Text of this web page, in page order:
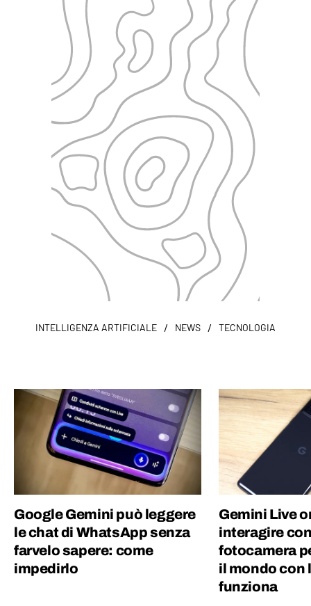
INTELLIGENZA ARTIFICIALE / NEWS / TECNOLOGIA
Google Gemini può leggere
le chat di WhatsApp senza
farvelo sapere: come
impedirlo
Gemini Live
interagire
fotocamera
il mondo con
funziona